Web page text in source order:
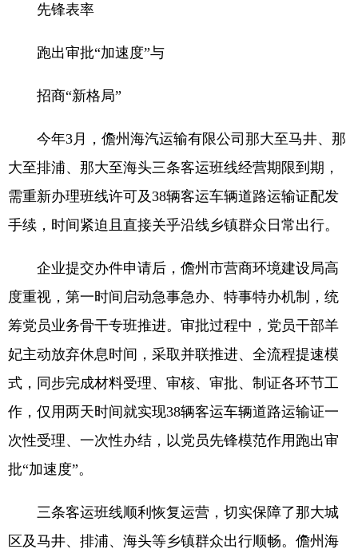
先锋表率
跑出审批“加速度”与
招商“新格局”
今年3月，儋州海汽运输有限公司那大至马井、那
大至排浦、那大至海头三条客运班线经营期限到期，
需重新办理班线许可及38辆客运车辆道路运输证配发
手续，时间紧迫且直接关乎沿线乡镇群众日常出行。
企业提交办件申请后，儋州市营商环境建设局高
度重视，第一时间启动急事急办、特事特办机制，统
筹党员业务骨干专班推进。审批过程中，党员干部羊
妃主动放弃休息时间，采取并联推进、全流程提速模
式，同步完成材料受理、审核、审批、制证各环节工
作，仅用两天时间就实现38辆客运车辆道路运输证一
次性受理、一次性办结，以党员先锋模范作用跑出审
批“加速度”。
三条客运班线顺利恢复运营，切实保障了那大城
区及马井、排浦、海头等乡镇群众出行顺畅。儋州海